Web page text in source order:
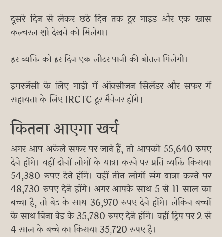
दूसरे दिन से लेकर छठे दिन तक टूर गाइड और एक खास
कल्चरल शो देखने को मिलेगा।
हर व्यक्ति को हर दिन एक लीटर पानी की बोतल मिलेगी।
इमरजेंसी के लिए गाड़ी में ऑक्सीजन सिलेंडर और सफर में
सहायता के लिए IRCTC टूर मैनेजर होंगे।
कितना आएगा खर्च
अगर आप अकेले सफर पर जाने हैं, तो आपको 55,640 रुपए
देने होंगे। वहीं दोनों लोगों के यात्रा करने पर प्रति व्यक्ति किराया
54,380 रुपए देने होंगे। वहीं तीन लोगों संग यात्रा करने पर
48,730 रुपए देने होंगे। अगर आपके साथ 5 से 11 साल का
बच्चा है, तो बेड के साथ 36,970 रुपए देने होंगे। लेकिन बच्चों
के साथ बिना बेड के 35,780 रुपए देने होंगे। वहीं ट्रिप पर 2 से
4 साल के बच्चे का किराया 35,720 रुपए है।